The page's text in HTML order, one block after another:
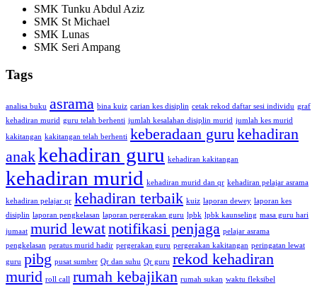
SMK Tunku Abdul Aziz
SMK St Michael
SMK Lunas
SMK Seri Ampang
Tags
analisa buku asrama bina kuiz carian kes disiplin cetak rekod daftar sesi individu graf
kehadiran murid guru telah berhenti jumlah kesalahan disiplin murid jumlah kes murid
kakitangan kakitangan telah berhenti keberadaan gurukehadiran
anakkehadiran guru kehadiran kakitangan
kehadiran murid kehadiran murid dan qr kehadiran pelajar asrama
kehadiran pelajar qr kehadiran terbaik kuiz laporan dewey laporan kes
disiplin laporan pengkelasan laporan pergerakan guru lpbk lpbk kaunseling masa guru hari
jumaat murid lewatnotifikasi penjaga pelajar asrama
pengkelasan peratus murid hadir pergerakan guru pergerakan kakitangan peringatan lewat
guru pibg pusat sumber Qr dan suhu Qr guru rekod kehadiran
murid roll call rumah kebajikan rumah sukan waktu fleksibel